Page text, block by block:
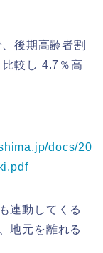
後期高齢者割
較し 4.7％高
docs/20
連動してくる
地元を離れる